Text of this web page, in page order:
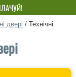
двері / Технічні